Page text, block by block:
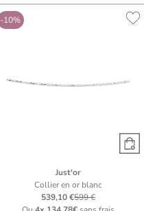
-10%
Just'or
Collier en or blanc
539,10 €599 €